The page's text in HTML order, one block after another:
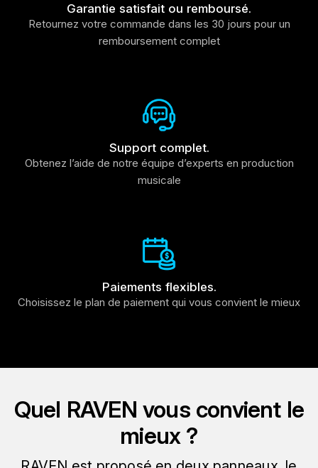
Garantie satisfait ou remboursé.
Retournez votre commande dans les 30 jours pour un
remboursement complet
Support complet.
Obtenez l’aide de notre équipe d’experts en production
musicale
Paiements flexibles.
Choisissez le plan de paiement qui vous convient le mieux
Quel RAVEN vous convient le
mieux ?